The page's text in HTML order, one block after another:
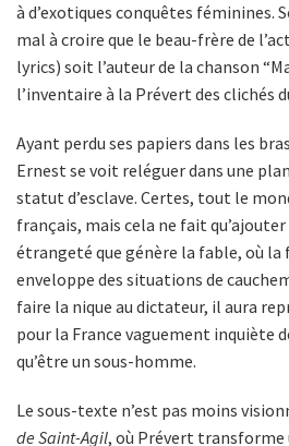
à d’exotiques conquêtes féminines.
mal à croire que le beau-frère de
lyrics) soit l’auteur de la chanson
l’inventaire à la Prévert des clichés
Ayant perdu ses papiers dans les
Ernest se voit reléguer dans une
statut d’esclave. Certes, tout le
français, mais cela ne fait
étrangeté que génère la fable, où
enveloppe des situations de
faire la nique au dictateur, il aura
pour la France vaguement inquiète
qu’être un sous-homme.
Le sous-texte n’est pas moins
de Saint-Agil, où Prévert transforme